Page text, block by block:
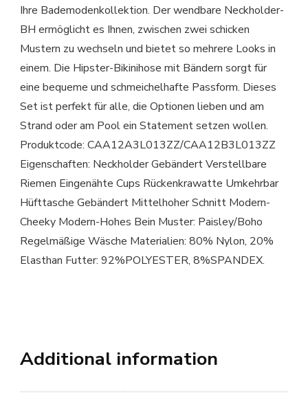
Ihre Bademodenkollektion. Der wendbare Neckholder-
BH ermöglicht es Ihnen, zwischen zwei schicken
Mustern zu wechseln und bietet so mehrere Looks in
einem. Die Hipster-Bikinihose mit Bändern sorgt für
eine bequeme und schmeichelhafte Passform. Dieses
Set ist perfekt für alle, die Optionen lieben und am
Strand oder am Pool ein Statement setzen wollen.
Produktcode: CAA12A3L013ZZ/CAA12B3L013ZZ
Eigenschaften: Neckholder Gebändert Verstellbare
Riemen Eingenähte Cups Rückenkrawatte Umkehrbar
Hüfttasche Gebändert Mittelhoher Schnitt Modern-
Cheeky Modern-Hohes Bein Muster: Paisley/Boho
Regelmäßige Wäsche Materialien: 80% Nylon, 20%
Elasthan Futter: 92%POLYESTER, 8%SPANDEX.
Additional information